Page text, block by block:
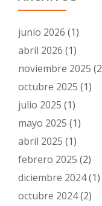
junio 2026 (1)
abril 2026 (1)
noviembre 2025
octubre 2025 (1)
julio 2025 (1)
mayo 2025 (1)
abril 2025 (1)
febrero 2025 (2)
diciembre 2024(1)
octubre 2024(2)